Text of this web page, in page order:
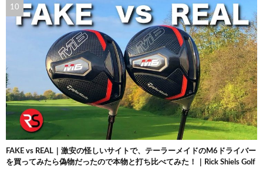
FAKE vs REAL｜激安の怪しいサイトで、テーラーメイドのM6ドライバー
を買ってみたら偽物だったので本物と打ち比べてみた！｜Rick Shiels Golf